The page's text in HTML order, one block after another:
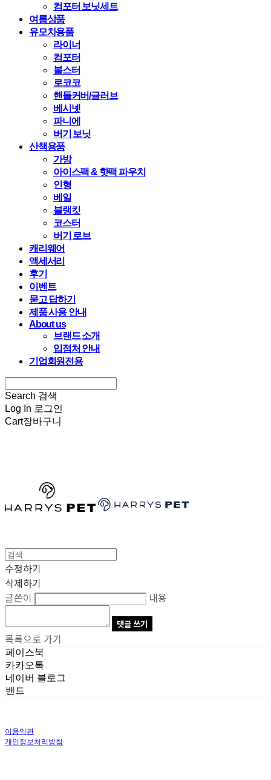
컴포터 보닛세트
여름상품
유모차용품
라이너
컴포터
볼스터
로코코
핸들커버/글러브
베시넷
파니에
버기 보닛
산책용품
가방
아이스팩 & 핫팩 파우치
인형
베일
블랭킷
코스터
버기 로브
캐리웨어
액세서리
후기
이벤트
묻고 답하기
제품 사용 안내
About us
브랜드 소개
입점처 안내
기업회원전용
Search 검색
Log In 로그인
Cart장바구니
수정하기
삭제하기
글쓴이
내용
댓글 쓰기
목록으로 가기
페이스북
카카오톡
네이버 블로그
밴드
이용약관
개인정보처리방침